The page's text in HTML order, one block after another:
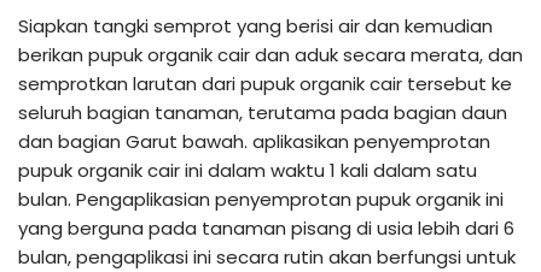
Siapkan tangki semprot yang berisi air dan kemudian
berikan pupuk organik cair dan aduk secara merata, dan
semprotkan larutan dari pupuk organik cair tersebut ke
seluruh bagian tanaman, terutama pada bagian daun
dan bagian Garut bawah. aplikasikan penyemprotan
pupuk organik cair ini dalam waktu 1 kali dalam satu
bulan. Pengaplikasian penyemprotan pupuk organik ini
yang berguna pada tanaman pisang di usia lebih dari 6
bulan, pengaplikasi ini secara rutin akan berfungsi untuk